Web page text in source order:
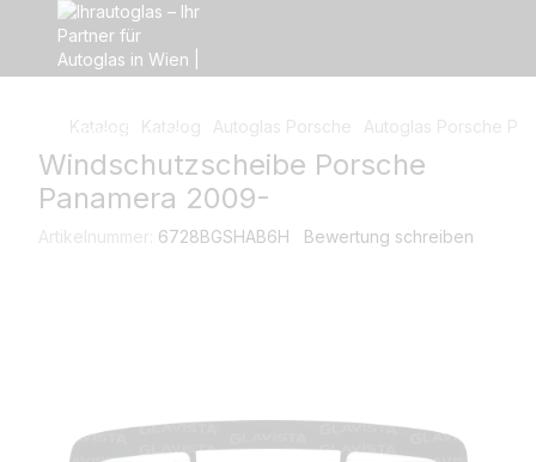
Katalog Katalog Autoglas Porsche Autoglas Porsche
Windschutzscheibe Porsche
Panamera 2009-
Artikelnummer: 6728BGSHAB6H Bewertung schreiben